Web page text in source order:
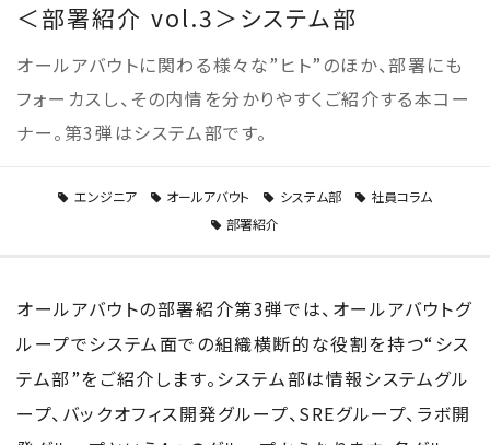
＜部署紹介 vol.3＞システム部
オールアバウトに関わる様々な”ヒト”のほか、部署にも
フォーカスし、その内情を分かりやすくご紹介する本コー
ナー。第3弾はシステム部です。
エンジニア オールアバウト システム部
社員コラム
部署紹介
オールアバウトの部署紹介第3弾では、オールアバウトグ
ループでシステム面での組織横断的な役割を持つ“シス
テム部”をご紹介します。システム部は情報システムグル
ープ、バックオフィス開発グループ、SREグループ、ラボ開